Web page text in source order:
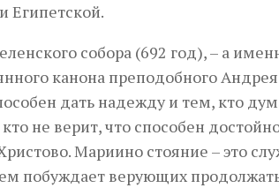
Египетской.
собора (692 год), – а
канона преподобного Андрея
дать надежду и тем, кто
не верит, что способен
Мариино стояние – это
побуждает верующих